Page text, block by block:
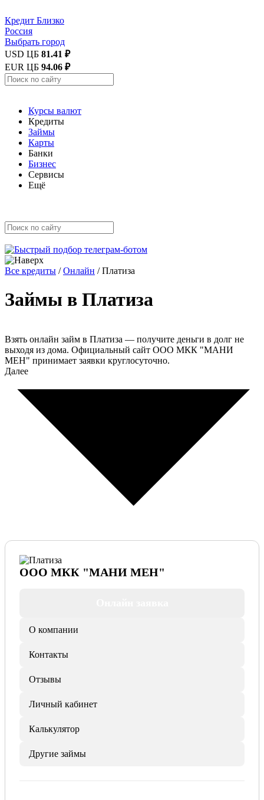
Кредит Близко
Россия
Выбрать город
USD ЦБ 81.41 ₽
EUR ЦБ 94.06 ₽
Курсы валют
Кредиты
Займы
Карты
Банки
Бизнес
Сервисы
Ещё
Все кредиты /Онлайн /Платиза
Займы в Платиза
Взять онлайн займ в Платиза — получите деньги в долг не
выходя из дома. Официальный сайт ООО МКК "МАНИ
МЕН" принимает заявки круглосуточно.
Далее
ООО МКК "МАНИ МЕН"
О компании
Контакты
Отзывы
Личный кабинет
Калькулятор
Другие займы